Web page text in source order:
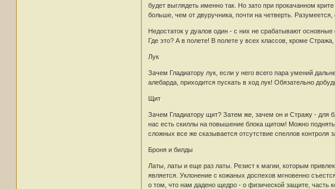
будет выглядеть именно так. Но зато при прокачанном
больше, чем от двуручника, почти на четверть. Разумеется,
Недостаток у дуалов один - с них не срабатывают
Где это? А в полете! В полете у всех классов, кроме
Лук
Зачем Гладиатору лук, если у него всего пара умений
алебарда, приходится пускать в ход лук! Обязательно
Щит
Зачем Гладиатору щит? Затем же, зачем он и Стражу - для
нас есть скиллы на повышение блока щитом! Можно
сложных все же сказывается отсутствие спеллов контроля
Броня и билды
Латы, латы и еще раз латы. Резист к магии, которым
является. Уклонение с кожаных доспехов мгновенно
о том, что нам дадено щедро - о физической защите, часть